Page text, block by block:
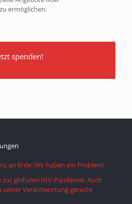
ermöglichen.
spenden!
an Erde: Wir haben ein Problem!
zur globalen HIV-Pandemie: Auch
seiner Verantwortung gerecht